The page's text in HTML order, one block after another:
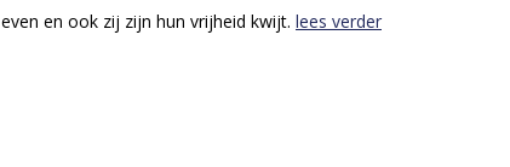
even en ook zij zijn hun vrijheid kwijt. lees verder